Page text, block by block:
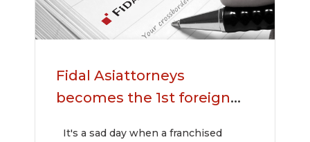
Fidal Asiattorneys
becomes the 1st foreign
It's a sad day when a franchised